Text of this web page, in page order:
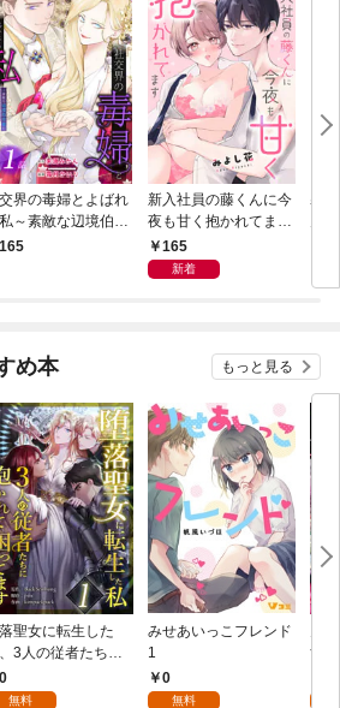
界の毒婦とよばれ
～素敵な辺境伯令
腕を折られたの
165
新入社員の藤くんに今
夜も甘く抱かれてます
［ばら売り］ 第1話
165
新着
寡
～
め本 もっと見る
聖女に転生した
3人の従者たちに
れて困ってます 第
0
無料
みせあいっこフレンド
1
0
無料
す
ま